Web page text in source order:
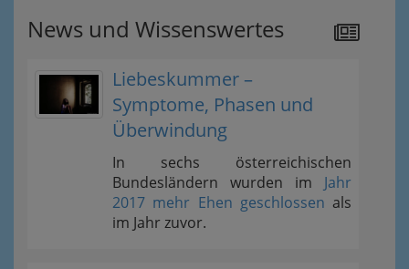
News und Wissenswertes
Liebeskummer –
Symptome, Phasen und
Überwindung
In sechs österreichischen
Bundesländern wurden im Jahr
2017 mehr Ehen geschlossen als
im Jahr zuvor.